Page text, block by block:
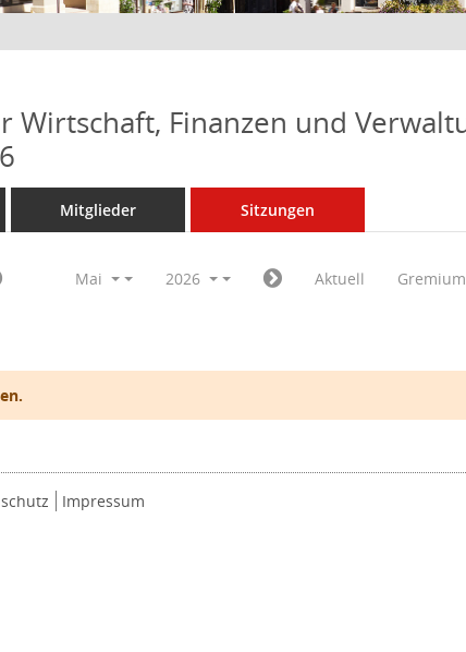
Wirtschaft, Finanzen und
Mitglieder Sitzungen
Mai 2026 Aktuell
Impressum